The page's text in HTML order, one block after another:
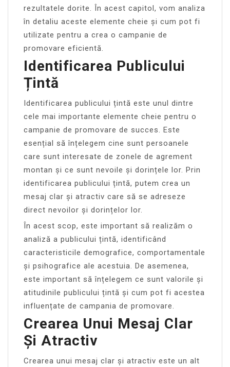
rezultatele dorite. În acest capitol, vom analiza
în detaliu aceste elemente cheie și cum pot fi
utilizate pentru a crea o campanie de
promovare eficientă.
Identificarea Publicului
Țintă
Identificarea publicului țintă este unul dintre
cele mai importante elemente cheie pentru o
campanie de promovare de succes. Este
esențial să înțelegem cine sunt persoanele
care sunt interesate de zonele de agrement
montan și ce sunt nevoile și dorințele lor. Prin
identificarea publicului țintă, putem crea un
mesaj clar și atractiv care să se adreseze
direct nevoilor și dorințelor lor.
În acest scop, este important să realizăm o
analiză a publicului țintă, identificând
caracteristicile demografice, comportamentale
și psihografice ale acestuia. De asemenea,
este important să înțelegem ce sunt valorile și
atitudinile publicului țintă și cum pot fi acestea
influențate de campania de promovare.
Crearea Unui Mesaj Clar
Și Atractiv
Crearea unui mesaj clar și atractiv este un alt